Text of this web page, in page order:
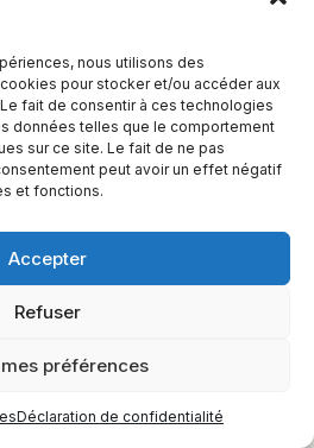
nous utilisons des
pour stocker et/ou accéder aux
fait de consentir à ces technologies
données telles que le comportement
sur ce site. Le fait de ne pas
peut avoir un effet négatif
et fonctions.
Accepter
Refuser
préférences
Déclaration de confidentialité